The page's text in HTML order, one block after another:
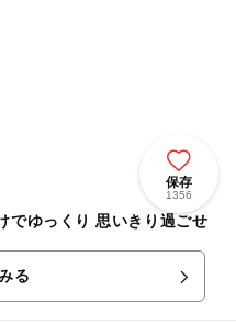
保存
1356
でゆっくり 思いきり過ごせ
る